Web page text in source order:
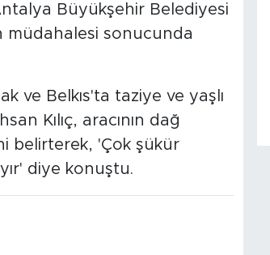
Büyükşehir Belediyesi
müdahalesi sonucunda
ve Belkıs'ta taziye ve yaşlı
Kılıç, aracının dağ
belirterek, 'Çok şükür
diye konuştu.